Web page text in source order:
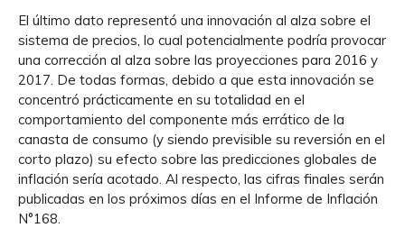
El último dato representó una innovación al alza sobre el
sistema de precios, lo cual potencialmente podría provocar
una corrección al alza sobre las proyecciones para 2016 y
2017. De todas formas, debido a que esta innovación se
concentró prácticamente en su totalidad en el
comportamiento del componente más errático de la
canasta de consumo (y siendo previsible su reversión en el
corto plazo) su efecto sobre las predicciones globales de
inflación sería acotado. Al respecto, las cifras finales serán
publicadas en los próximos días en el Informe de Inflación
N°168.